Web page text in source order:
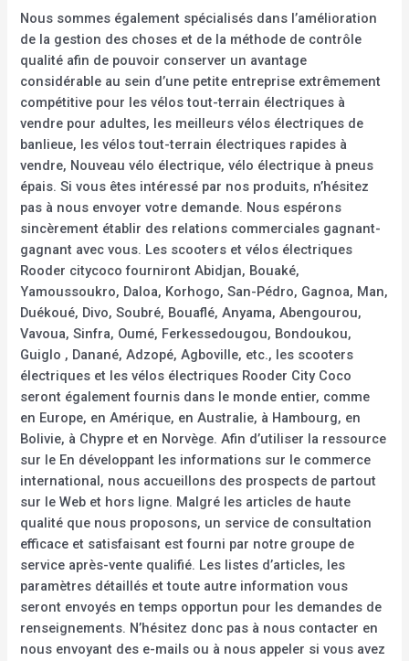
Nous sommes également spécialisés dans l’amélioration
de la gestion des choses et de la méthode de contrôle
qualité afin de pouvoir conserver un avantage
considérable au sein d’une petite entreprise extrêmement
compétitive pour les vélos tout-terrain électriques à
vendre pour adultes, les meilleurs vélos électriques de
banlieue, les vélos tout-terrain électriques rapides à
vendre, Nouveau vélo électrique, vélo électrique à pneus
épais. Si vous êtes intéressé par nos produits, n’hésitez
pas à nous envoyer votre demande. Nous espérons
sincèrement établir des relations commerciales gagnant-
gagnant avec vous. Les scooters et vélos électriques
Rooder citycoco fourniront Abidjan, Bouaké,
Yamoussoukro, Daloa, Korhogo, San-Pédro, Gagnoa, Man,
Duékoué, Divo, Soubré, Bouaflé, Anyama, Abengourou,
Vavoua, Sinfra, Oumé, Ferkessedougou, Bondoukou,
Guiglo , Danané, Adzopé, Agboville, etc., les scooters
électriques et les vélos électriques Rooder City Coco
seront également fournis dans le monde entier, comme
en Europe, en Amérique, en Australie, à Hambourg, en
Bolivie, à Chypre et en Norvège. Afin d’utiliser la ressource
sur le En développant les informations sur le commerce
international, nous accueillons des prospects de partout
sur le Web et hors ligne. Malgré les articles de haute
qualité que nous proposons, un service de consultation
efficace et satisfaisant est fourni par notre groupe de
service après-vente qualifié. Les listes d’articles, les
paramètres détaillés et toute autre information vous
seront envoyés en temps opportun pour les demandes de
renseignements. N’hésitez donc pas à nous contacter en
nous envoyant des e-mails ou à nous appeler si vous avez